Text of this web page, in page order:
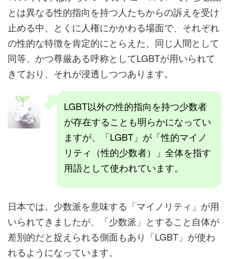
とは異なる性的指向を持つ人たちからの訴えを受け
止める中、とくに人権にかかわる場面で、それぞれ
の性的な特徴を肯定的にとらえた、同じ人間として
同等、かつ尊厳ある呼称としてLGBTが用いられて
きており、それが浸透しつつあります。
LGBT以外の性的指向を持つ少数者
が存在することも明らかになってい
ますが、「LGBT」が「性的マイノ
リティ（性的少数者）」全体を指す
用語として使われています。
日本では、少数派を意味する「マイノリティ」が用
いられてきましたが、「少数派」とすること自体が
差別的だと捉えられる側面もあり「LGBT」が使わ
れるようになっています。